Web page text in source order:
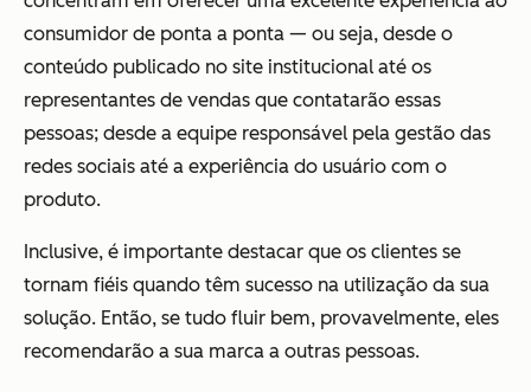
consumidor de ponta a ponta — ou seja, desde o
conteúdo publicado no site institucional até os
representantes de vendas que contatarão essas
pessoas; desde a equipe responsável pela gestão das
redes sociais até a experiência do usuário com o
produto.
Inclusive, é importante destacar que os clientes se
tornam fiéis quando têm sucesso na utilização da sua
solução. Então, se tudo fluir bem, provavelmente, eles
recomendarão a sua marca a outras pessoas.